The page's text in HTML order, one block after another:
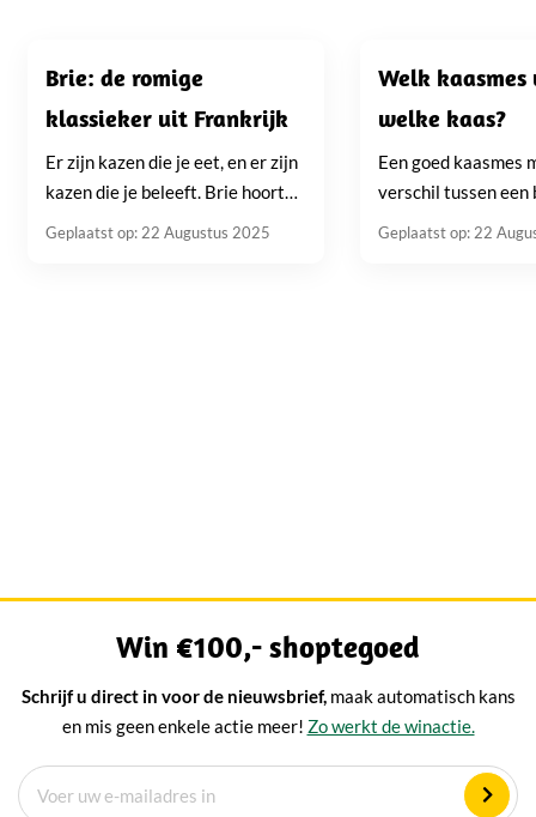
Brie: de romige
klassieker uit Frankrijk
Er zijn kazen die je eet, en er zijn
kazen die je beleeft. Brie hoort
zonder twijfel in die laatste
Geplaatst op: 22 Augustus 2025
Welk kaasmes
welke kaas?
Een goed kaasmes
verschil tussen een
plak en een
Geplaatst op: 22
Win €100,- shoptegoed
Schrijf u direct in voor de nieuwsbrief, maak automatisch kans
en mis geen enkele actie meer! Zo werkt de winactie.